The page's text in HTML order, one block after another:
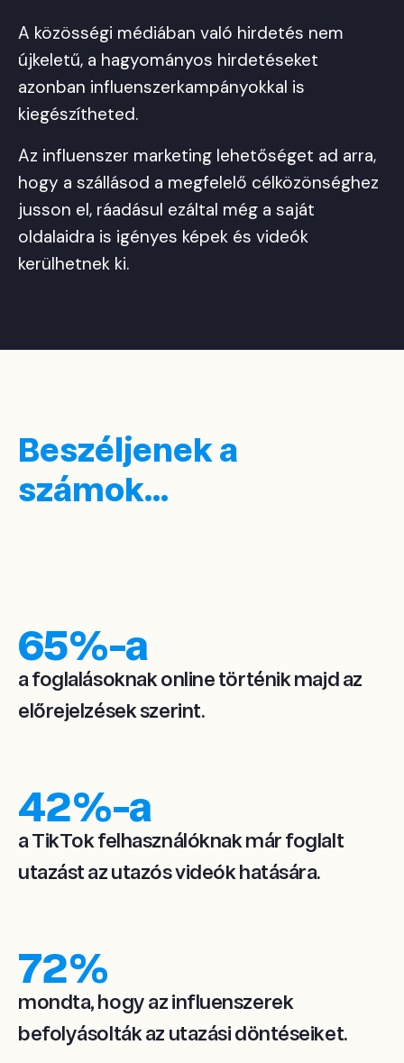
A közösségi médiában való hirdetés nem
újkeletű, a hagyományos hirdetéseket
azonban influenszerkampányokkal is
kiegészítheted.
Az influenszer marketing lehetőséget ad arra,
hogy a szállásod a megfelelő célközönséghez
jusson el, ráadásul ezáltal még a saját
oldalaidra is igényes képek és videók
kerülhetnek ki.
Beszéljenek a
számok...
65%-a
a foglalásoknak online történik majd az
előrejelzések szerint.
42%-a
a TikTok felhasználóknak már foglalt
utazást az utazós videók hatására.
72%
mondta, hogy az influenszerek
befolyásolták az utazási döntéseiket.